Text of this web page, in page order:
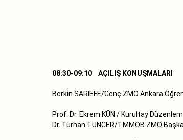
08:30-09:10 AÇILIŞ KONUŞMALARI
Berkin SARIEFE/Genç ZMO Ankara
Prof. Dr. Ekrem KÜN / Kurultay
Dr. Turhan TUNCER/TMMOB ZMO